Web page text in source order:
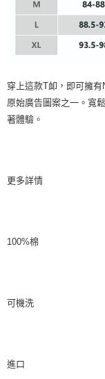
穿上這款T卹，即可擁
原始廣告圖案之一。寬
著體驗。
更多詳情
100%棉
可機洗
進口